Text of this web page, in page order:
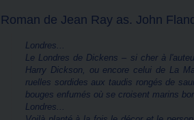
Roman de Jean Ray as. John
Londres...
Le Londres de Dickens – si cher à
Harry Dickson, ou encore celui de La
ruelles sordides aux taudis rongés de
bouges enfumés où se croisent marins
Londres...